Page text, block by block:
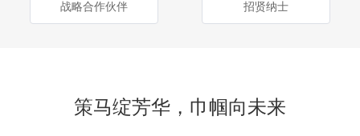
战略合作伙伴 招贤纳士
策马绽芳华，巾帼向未来